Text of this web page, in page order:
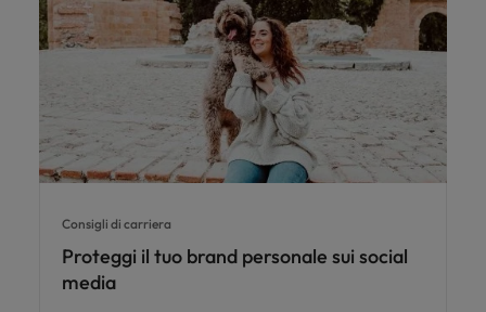
Consigli di carriera
Proteggi il tuo brand personale sui social
media